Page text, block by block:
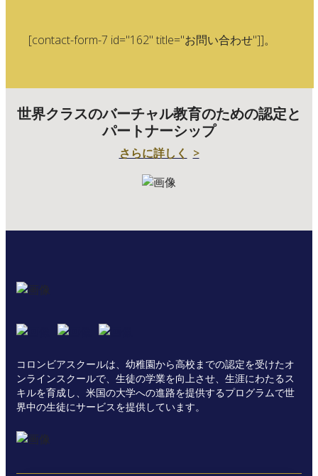
[contact-form-7 id="162" title="お問い合わせ"]]。
世界クラスのバーチャル教育のための認定と
パートナーシップ
さらに詳しく >
コロンビアスクールは、幼稚園から高校までの認定を受けたオ
ンラインスクールで、生徒の学業を向上させ、生涯にわたるス
キルを育成し、米国の大学への進路を提供するプログラムで世
界中の生徒にサービスを提供しています。